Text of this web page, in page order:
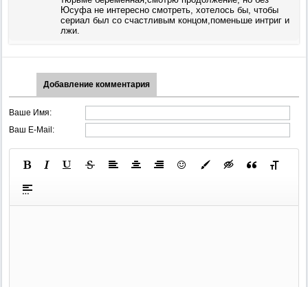
Юсуфа не интересно смотреть, хотелось бы, чтобы
сериал был со счастливым концом,поменьше интриг и
лжи.
Добавление комментария
Ваше Имя:
Ваш E-Mail: